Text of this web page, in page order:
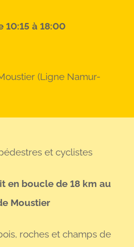
à 18:00
(Ligne Namur-
et cyclistes
en boucle de 18 km au
Moustier
roches et champs de